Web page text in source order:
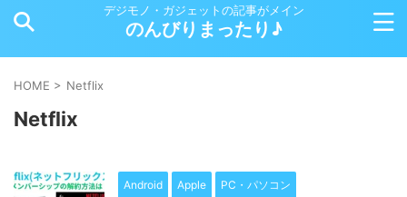
デジモノ・ガジェットの記事がメイン
のんびりまったり♪
HOME > Netflix
Netflix
Android Apple PC・パソコン